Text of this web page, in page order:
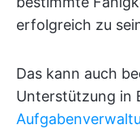
erfolgreich zu
Das kann auch
Unterstützung in